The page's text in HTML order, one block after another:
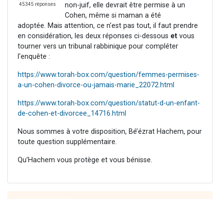
45345 réponses
non-juif, elle devrait être permise à un
Cohen, même si maman a été
adoptée. Mais attention, ce n'est pas tout, il faut prendre
en considération, les deux réponses ci-dessous et vous
tourner vers un tribunal rabbinique pour compléter
l'enquête :
https://www.torah-box.com/question/femmes-permises-
a-un-cohen-divorce-ou-jamais-marie_22072.html
https://www.torah-box.com/question/statut-d-un-enfant-
de-cohen-et-divorcee_14716.html
Nous sommes à votre disposition, Bé’ézrat Hachem, pour
toute question supplémentaire.
Qu’Hachem vous protège et vous bénisse.